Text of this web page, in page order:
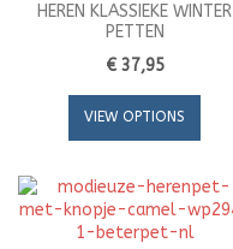
HEREN KLASSIEKE WINTER
PETTEN
€ 37,95
VIEW OPTIONS